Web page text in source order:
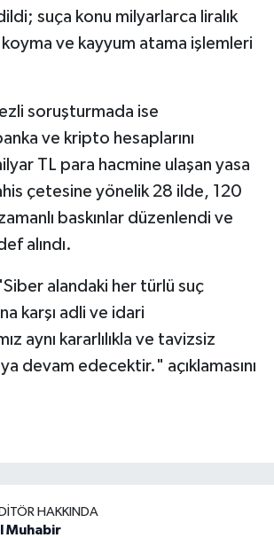
suça konu milyarlarca liralık
koyma ve kayyum atama işlemleri
soruşturmada ise
ve kripto hesaplarını
TL para hacmine ulaşan yasa
çetesine yönelik 28 ilde, 120
baskınlar düzenlendi ve
alındı.
alandaki her türlü suç
karşı adli ve idari
aynı kararlılıkla ve tavizsiz
devam edecektir." açıklamasını
HAKKINDA
Muhabir